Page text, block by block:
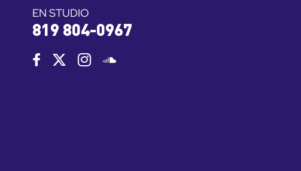
EN STUDIO
819 804-0967